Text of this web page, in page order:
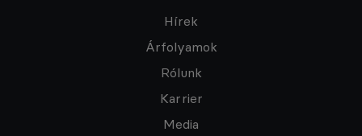
Hírek
Árfolyamok
Rólunk
Karrier
Media